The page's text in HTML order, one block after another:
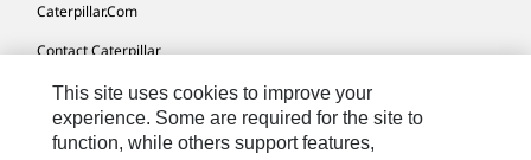
Caterpillar.com
Contact Caterpillar
Mijn Marketingvoorkeuren
Site Map
This site uses cookies to improve your
experience. Some are required for the site to
function, while others support features,